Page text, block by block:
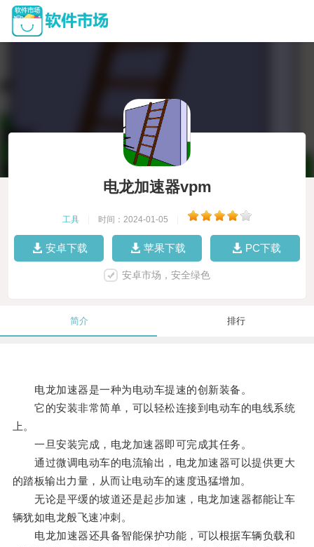
电龙加速器vpm
工具 时间：2024-01-05
安卓下载 苹果下载 PC下载
安卓市场，安全绿色
简介 排行
电龙加速器是一种为电动车提速的创新装备。
它的安装非常简单，可以轻松连接到电动车的电线系统
上。
一旦安装完成，电龙加速器即可完成其任务。
通过微调电动车的电流输出，电龙加速器可以提供更大
的踏板输出力量，从而让电动车的速度迅猛增加。
无论是平缓的坡道还是起步加速，电龙加速器都能让车
辆犹如电龙般飞速冲刺。
电龙加速器还具备智能保护功能，可以根据车辆负载和